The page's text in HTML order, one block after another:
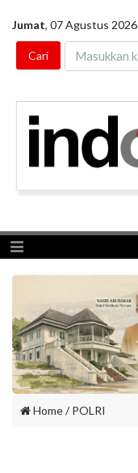
Jumat, 07 Agustus 2026
Toggle navigation
Home/POLRI